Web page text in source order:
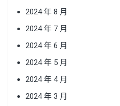
2024 年 8 月
2024 年 7 月
2024 年 6 月
2024 年 5 月
2024 年 4 月
2024 年 3 月